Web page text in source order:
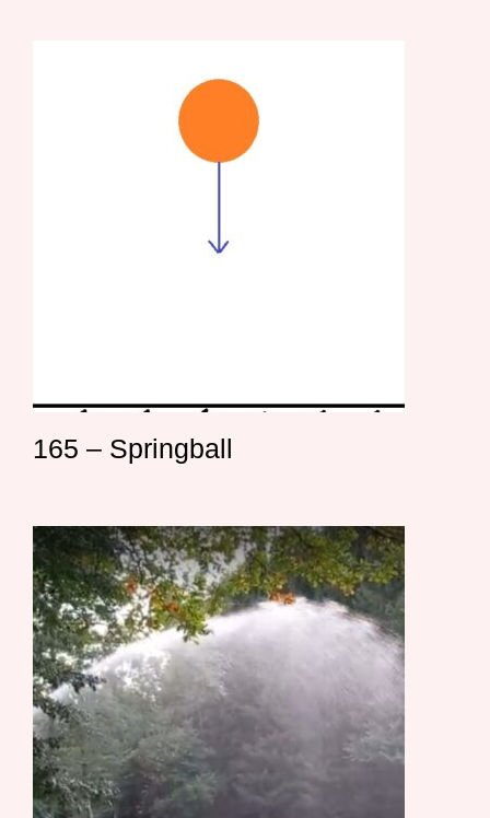
165 – Springball